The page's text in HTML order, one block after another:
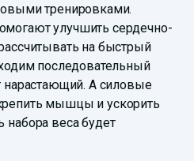
тренировками.
улучшить сердечно-
на быстрый
последовательный
нарастающий. А силовые
мышцы и ускорить
набора веса будет